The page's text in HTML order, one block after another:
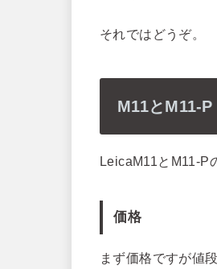
それではどうぞ。
M11とM11-
LeicaM11とM11-P
価格
まず価格ですが値